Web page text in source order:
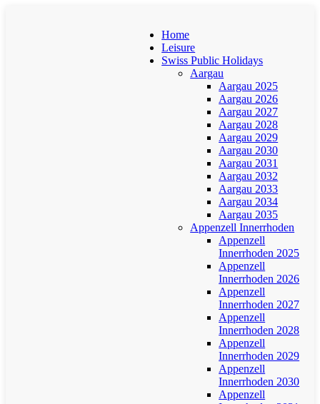
Home
Leisure
Swiss Public Holidays
Aargau
Aargau 2025
Aargau 2026
Aargau 2027
Aargau 2028
Aargau 2029
Aargau 2030
Aargau 2031
Aargau 2032
Aargau 2033
Aargau 2034
Aargau 2035
Appenzell Innerrhoden
Appenzell
Innerrhoden 2025
Appenzell
Innerrhoden 2026
Appenzell
Innerrhoden 2027
Appenzell
Innerrhoden 2028
Appenzell
Innerrhoden 2029
Appenzell
Innerrhoden 2030
Appenzell